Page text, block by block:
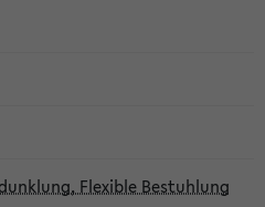
Flexible Bestuhlung